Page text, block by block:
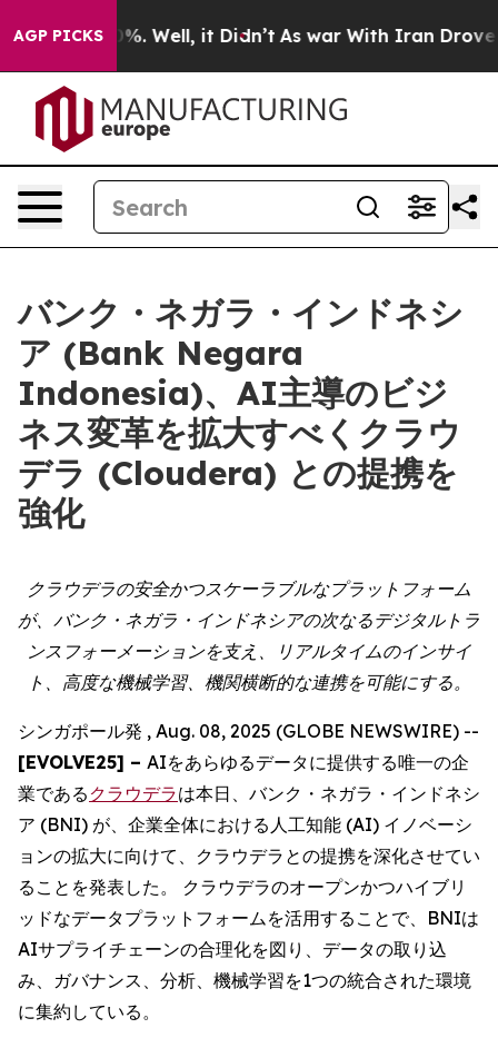
AGP PICKS
40%. Well, it Didn’t As war With Iran Drove oil
バンク・ネガラ・インドネシ
ア (Bank Negara
Indonesia)、AI主導のビジ
ネス変革を拡大すべくクラウ
デラ (Cloudera) との提携を
強化
クラウデラの安全かつスケーラブルなプラットフォーム
が、バンク・ネガラ・インドネシアの次なるデジタルトラ
ンスフォーメーションを支え、リアルタイムのインサイ
ト、高度な機械学習、機関横断的な連携を可能にする。
シンガポール発 , Aug. 08, 2025 (GLOBE NEWSWIRE) --
[EVOLVE25] – AIをあらゆるデータに提供する唯一の企
業である クラウデラは本日、バンク・ネガラ・インドネシ
ア (BNI) が、企業全体における人工知能 (AI) イノベーシ
ョンの拡大に向けて、クラウデラとの提携を深化させてい
ることを発表した。 クラウデラのオープンかつハイブリ
ッドなデータプラットフォームを活用することで、BNIは
AIサプライチェーンの合理化を図り、データの取り込
み、ガバナンス、分析、機械学習を1つの統合された環境
に集約している。